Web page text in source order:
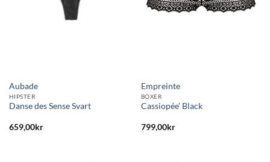
Aubade
HIPSTER
Danse des Sense Svart
659,00kr
Empreinte
BOXER
Cassiopée’ Black
799,00kr